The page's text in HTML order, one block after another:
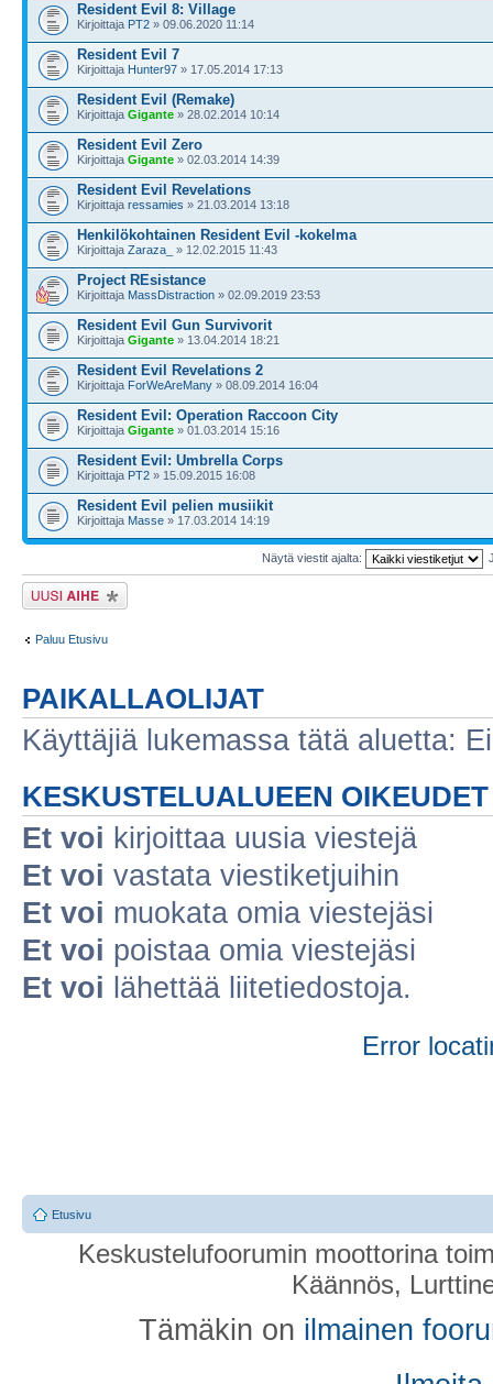
Resident Evil 8: Village
Kirjoittaja PT2 » 09.06.2020 11:14
Resident Evil 7
Kirjoittaja Hunter97 » 17.05.2014 17:13
Resident Evil (Remake)
Kirjoittaja Gigante » 28.02.2014 10:14
Resident Evil Zero
Kirjoittaja Gigante » 02.03.2014 14:39
Resident Evil Revelations
Kirjoittaja ressamies » 21.03.2014 13:18
Henkilökohtainen Resident Evil -kokelma
Kirjoittaja Zaraza_ » 12.02.2015 11:43
Project REsistance
Kirjoittaja MassDistraction » 02.09.2019 23:53
Resident Evil Gun Survivorit
Kirjoittaja Gigante » 13.04.2014 18:21
Resident Evil Revelations 2
Kirjoittaja ForWeAreMany » 08.09.2014 16:04
Resident Evil: Operation Raccoon City
Kirjoittaja Gigante » 01.03.2014 15:16
Resident Evil: Umbrella Corps
Kirjoittaja PT2 » 15.09.2015 16:08
Resident Evil pelien musiikit
Kirjoittaja Masse » 17.03.2014 14:19
Näytä viestit ajalta:
Lähetä uusi viesti
Paluu Etusivu
PAIKALLAOLIJAT
Käyttäjiä lukemassa tätä aluetta:
KESKUSTELUALUEEN OIKEUDET
Et voi kirjoittaa uusia viestejä
Et voi vastata viestiketjuihin
Et voi muokata omia viestejäsi
Et voi poistaa omia viestejäsi
Et voi lähettää liitetiedostoja.
Error
Etusivu
Keskustelufoorumin moottorina
Käännös,
Tämäkin on ilmainen